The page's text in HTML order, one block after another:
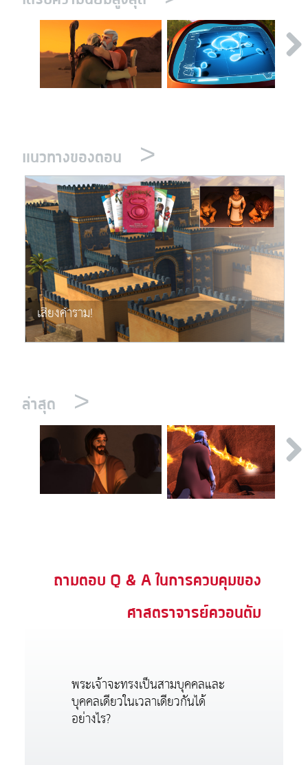
แนวทางของตอน >
เสียงคำราม!
ล่าสุด >
ถามตอบ Q & A ในการควบคุมของ
ศาสตราจารย์ควอนตัม
พระเจ้าจะทรงเป็นสามบุคคลและ
บุคคลเดียวในเวลาเดียวกันได้
อย่างไร?